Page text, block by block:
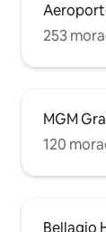
253
MGM
120
Bellagio